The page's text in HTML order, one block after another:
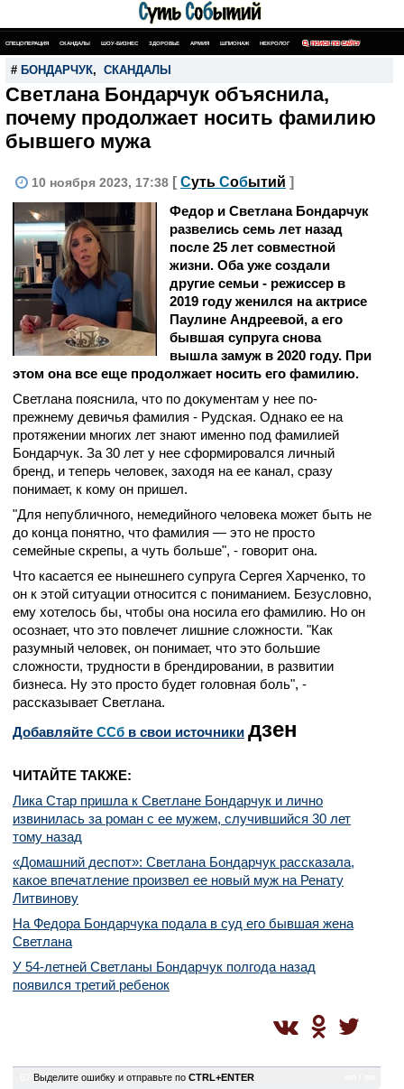
СПЕЦОПЕРАЦИЯ СКАНДАЛЫ ШОУ-БИЗНЕС ЗДОРОВЬЕ АРМИЯ ШПИОНАЖ НЕКРОЛОГ ПОИСК ПО САЙТУ
# БОНДАРЧУК, СКАНДАЛЫ
Светлана Бондарчук объяснила,
почему продолжает носить фамилию
бывшего мужа
10 ноября 2023, 17:38 [ Суть Событий ]
Федор и Светлана Бондарчук
развелись семь лет назад
после 25 лет совместной
жизни. Оба уже создали
другие семьи - режиссер в
2019 году женился на актрисе
Паулине Андреевой, а его
бывшая супруга снова
вышла замуж в 2020 году. При
этом она все еще продолжает носить его фамилию.
Светлана пояснила, что по документам у нее по-
прежнему девичья фамилия - Рудская. Однако ее на
протяжении многих лет знают именно под фамилией
Бондарчук. За 30 лет у нее сформировался личный
бренд, и теперь человек, заходя на ее канал, сразу
понимает, к кому он пришел.
"Для непубличного, немедийного человека может быть не
до конца понятно, что фамилия — это не просто
семейные скрепы, а чуть больше", - говорит она.
Что касается ее нынешнего супруга Сергея Харченко, то
он к этой ситуации относится с пониманием. Безусловно,
ему хотелось бы, чтобы она носила его фамилию. Но он
осознает, что это повлечет лишние сложности. "Как
разумный человек, он понимает, что это большие
сложности, трудности в брендировании, в развитии
бизнеса. Ну это просто будет головная боль", -
рассказывает Светлана.
Добавляйте CСб в свои источники дзен
ЧИТАЙТЕ ТАКЖЕ:
Лика Стар пришла к Светлане Бондарчук и лично
извинилась за роман с ее мужем, случившийся 30 лет
тому назад
«Домашний деспот»: Светлана Бондарчук рассказала,
какое впечатление произвел ее новый муж на Ренату
Литвинову
На Федора Бондарчука подала в суд его бывшая жена
Светлана
У 54-летней Светланы Бондарчук полгода назад
появился третий ребенок
Выделите ошибку и отправьте по CTRL+ENTER